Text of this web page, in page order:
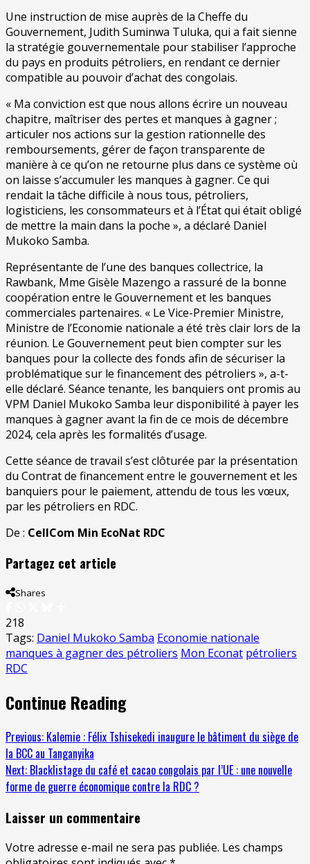
Une instruction de mise auprès de la Cheffe du
Gouvernement, Judith Suminwa Tuluka, qui a fait sienne
la stratégie gouvernementale pour stabiliser l’approche
du pays en produits pétroliers, en rendant ce dernier
compatible au pouvoir d’achat des congolais.
« Ma conviction est que nous allons écrire un nouveau
chapitre, maîtriser des pertes et manques à gagner ;
articuler nos actions sur la gestion rationnelle des
remboursements, gérer de façon transparente de
manière à ce qu’on ne retourne plus dans ce système où
on laisse s’accumuler les manques à gagner. Ce qui
rendait la tâche difficile à nous tous, pétroliers,
logisticiens, les consommateurs et à l’État qui était obligé
de mettre la main dans la poche », a déclaré Daniel
Mukoko Samba.
Représentante de l’une des banques collectrice, la
Rawbank, Mme Gisèle Mazengo a rassuré de la bonne
coopération entre le Gouvernement et les banques
commerciales partenaires. « Le Vice-Premier Ministre,
Ministre de l’Economie nationale a été très clair lors de la
réunion. Le Gouvernement peut bien compter sur les
banques pour la collecte des fonds afin de sécuriser la
problématique sur le financement des pétroliers », a-t-
elle déclaré. Séance tenante, les banquiers ont promis au
VPM Daniel Mukoko Samba leur disponibilité à payer les
manques à gagner avant la fin de ce mois de décembre
2024, cela après les formalités d’usage.
Cette séance de travail s’est clôturée par la présentation
du Contrat de financement entre le gouvernement et les
banquiers pour le paiement, attendu de tous les vœux,
par les pétroliers en RDC.
De : CellCom Min EcoNat RDC
Partagez cet article
Shares
218
Tags: Daniel Mukoko Samba Economie nationale
manques à gagner des pétroliers Mon Econat pétroliers
RDC
Continue Reading
Previous: Kalemie : Félix Tshisekedi inaugure le bâtiment du siège de
la BCC au Tanganyika
Next: Blacklistage du café et cacao congolais par l’UE : une nouvelle
forme de guerre économique contre la RDC ?
Laisser un commentaire
Votre adresse e-mail ne sera pas publiée. Les champs